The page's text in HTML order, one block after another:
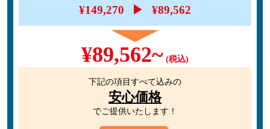
¥149,270 ▶ ¥89,562
¥89,562~ (税込)
下記の項目すべて込みの
安心価格
でご提供いたします！